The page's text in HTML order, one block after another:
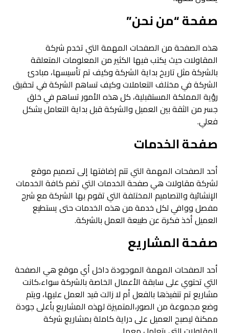
صفحة “من نحن”
هذه الصفحة من الصفحات المهمة التي تخدم شركة
المقاولات حيث يكتب فيها الكثير من المعلومات المتعلقة
بالشركة مثل تاريخ بداية الشركة وكيف تم تأسيسها، مبادئ
الشركة في مختلف التعاملات وكيف تساهم الشركة في تحقيق
رؤية المملكة المستقبلية، كل هذه الأمور تساهم في خلق
جسر من الثقة بين العميل والشركة قبل بداية التعامل بشكل
فعلي.
صفحة الخدمات
أحد الصفحات المهمة التي تتم إضافتها إلى تصميم موقع
لشركة مقاولات هي صفحة الخدمات التي تضم كافة الخدمات
الإنشائية والتصاميم المختلفة التي تقوم بها الشركة مع شرح
مفصل ووافي لكل خدمة من هذه الخدمات حتى يستطيع
العميل أخذ فكرة عن طبيعة العمل بالشركة.
صفحة المشاريع
أحد الصفحات المهمة الموجودة داخل أي موقع هي الصفحة
التي تحتوي على سابقة الأعمال الخاصة بالشركة سواء،كانت
مشاريع تم تنفيذها بالفعل أم لا زالت قيد العمل عليها، ويتم
وضع مجموعة من الصور،المتميزة لهذه المشاريع بأعلى جودة
ممكنة ليصبح العميل على دراية كاملة بمشاريع شركة